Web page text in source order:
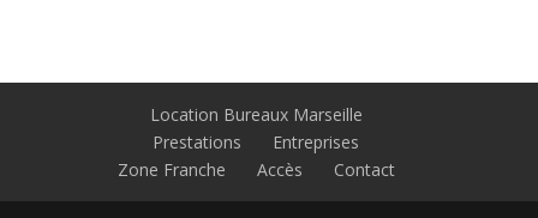
Location Bureaux Marseille
Prestations
Entreprises
Zone Franche
Accès Contact